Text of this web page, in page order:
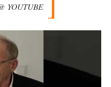
in meiner Jugend in den 70er-
wegen
79
YOUTUBE